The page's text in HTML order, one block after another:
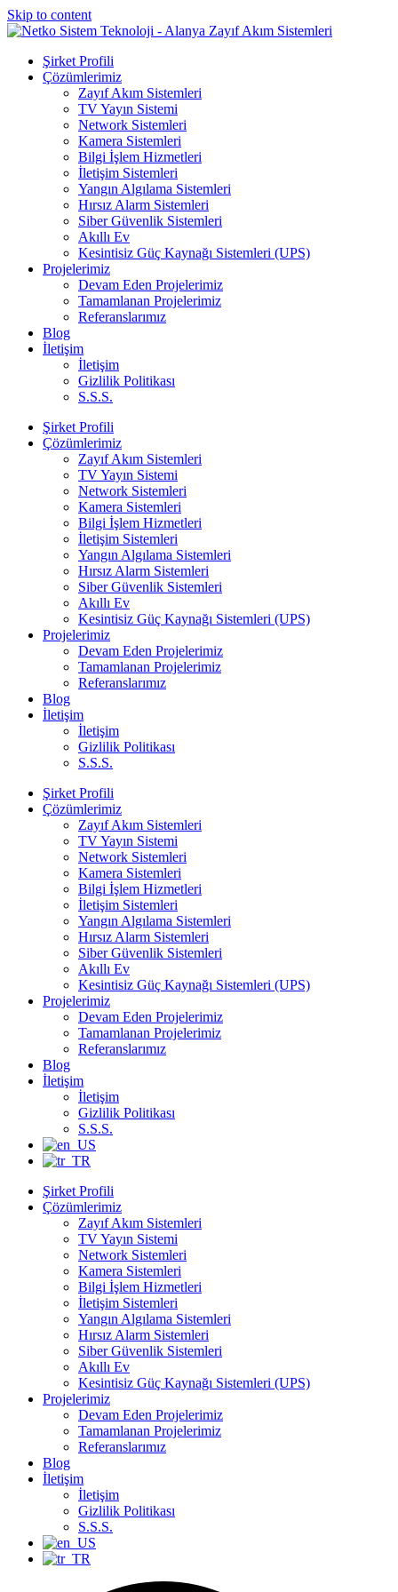
Skip to content
Şirket Profili
Çözümlerimiz
Zayıf Akım Sistemleri
TV Yayın Sistemi
Network Sistemleri
Kamera Sistemleri
Bilgi İşlem Hizmetleri
İletişim Sistemleri
Yangın Algılama Sistemleri
Hırsız Alarm Sistemleri
Siber Güvenlik Sistemleri
Akıllı Ev
Kesintisiz Güç Kaynağı Sistemleri (UPS)
Projelerimiz
Devam Eden Projelerimiz
Tamamlanan Projelerimiz
Referanslarımız
Blog
İletişim
İletişim
Gizlilik Politikası
S.S.S.
Şirket Profili
Çözümlerimiz
Zayıf Akım Sistemleri
TV Yayın Sistemi
Network Sistemleri
Kamera Sistemleri
Bilgi İşlem Hizmetleri
İletişim Sistemleri
Yangın Algılama Sistemleri
Hırsız Alarm Sistemleri
Siber Güvenlik Sistemleri
Akıllı Ev
Kesintisiz Güç Kaynağı Sistemleri (UPS)
Projelerimiz
Devam Eden Projelerimiz
Tamamlanan Projelerimiz
Referanslarımız
Blog
İletişim
İletişim
Gizlilik Politikası
S.S.S.
Şirket Profili
Çözümlerimiz
Zayıf Akım Sistemleri
TV Yayın Sistemi
Network Sistemleri
Kamera Sistemleri
Bilgi İşlem Hizmetleri
İletişim Sistemleri
Yangın Algılama Sistemleri
Hırsız Alarm Sistemleri
Siber Güvenlik Sistemleri
Akıllı Ev
Kesintisiz Güç Kaynağı Sistemleri (UPS)
Projelerimiz
Devam Eden Projelerimiz
Tamamlanan Projelerimiz
Referanslarımız
Blog
İletişim
İletişim
Gizlilik Politikası
S.S.S.
Şirket Profili
Çözümlerimiz
Zayıf Akım Sistemleri
TV Yayın Sistemi
Network Sistemleri
Kamera Sistemleri
Bilgi İşlem Hizmetleri
İletişim Sistemleri
Yangın Algılama Sistemleri
Hırsız Alarm Sistemleri
Siber Güvenlik Sistemleri
Akıllı Ev
Kesintisiz Güç Kaynağı Sistemleri (UPS)
Projelerimiz
Devam Eden Projelerimiz
Tamamlanan Projelerimiz
Referanslarımız
Blog
İletişim
İletişim
Gizlilik Politikası
S.S.S.